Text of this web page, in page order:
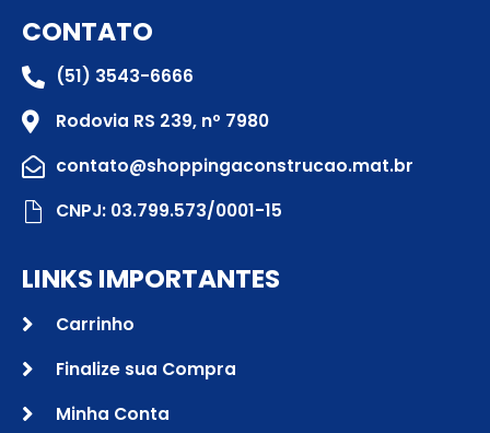
CONTATO
(51) 3543-6666
Rodovia RS 239, nº 7980
contato@shoppingaconstrucao.mat.br
CNPJ: 03.799.573/0001-15
LINKS IMPORTANTES
Carrinho
Finalize sua Compra
Minha Conta